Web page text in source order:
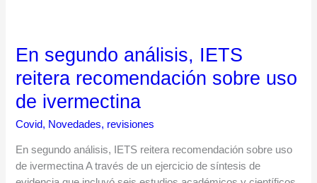
En segundo análisis, IETS
reitera recomendación sobre uso
de ivermectina
Covid, Novedades, revisiones
En segundo análisis, IETS reitera recomendación sobre uso
de ivermectina A través de un ejercicio de síntesis de
En
análisis,
IETS
recomendación
sobre
uso
de